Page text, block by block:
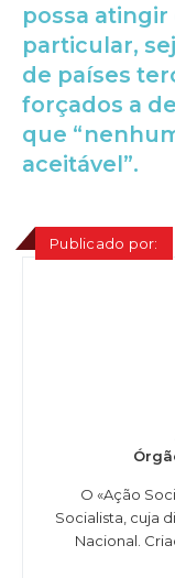
possa
particular,
de países
forçados a
que
aceitável”.
Publicado por:
O «Ação
Socialista, cuja
Nacional.